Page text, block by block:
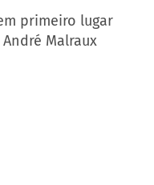
primeiro lugar
Malraux